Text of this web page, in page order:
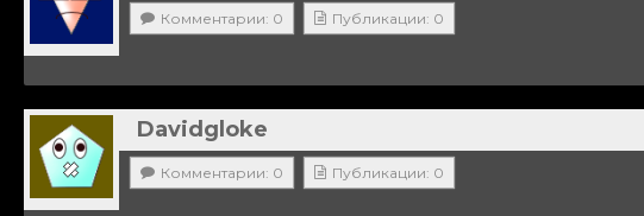
Комментарии: 0 Публикации: 0
Davidgloke
Комментарии: 0 Публикации: 0